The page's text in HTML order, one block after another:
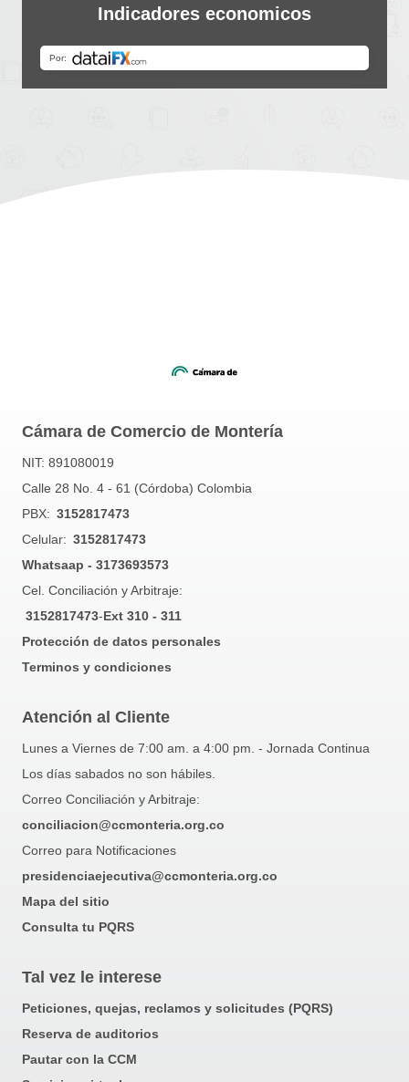
Indicadores economicos
Cámara de Comercio de Montería
NIT: 891080019
Calle 28 No. 4 - 61 (Córdoba) Colombia
PBX: 3152817473
Celular: 3152817473
Whatsaap - 3173693573
Cel. Conciliación y Arbitraje:
3152817473-Ext 310 - 311
Protección de datos personales
Terminos y condiciones
Atención al Cliente
Lunes a Viernes de 7:00 am. a 4:00 pm. - Jornada Continua
Los días sabados no son hábiles.
Correo Conciliación y Arbitraje:
conciliacion@ccmonteria.org.co
Correo para Notificaciones
presidenciaejecutiva@ccmonteria.org.co
Mapa del sitio
Consulta tu PQRS
Tal vez le interese
Peticiones, quejas, reclamos y solicitudes (PQRS)
Reserva de auditorios
Pautar con la CCM